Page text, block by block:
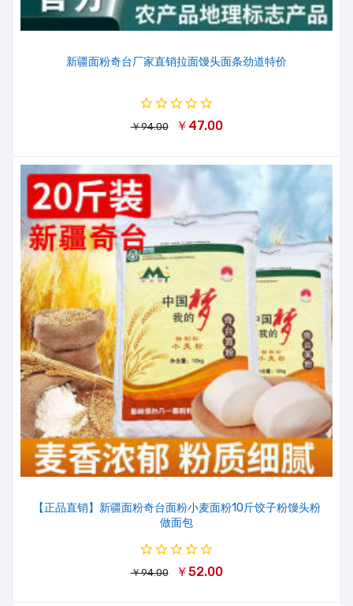
新疆面粉奇台厂家直销拉面馒头面条劲道特价
￥94.00 ￥47.00
【正品直销】新疆面粉奇台面粉小麦面粉10斤饺子粉馒头粉
做面包
￥94.00 ￥52.00